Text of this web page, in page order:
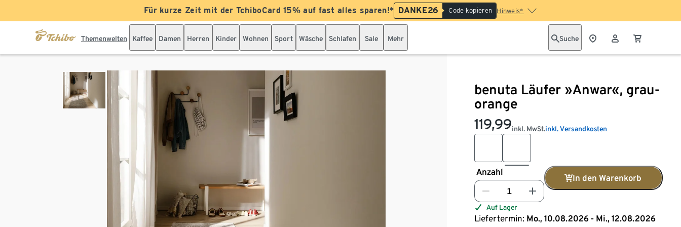
Für kurze Zeit mit der TchiboCard 15% auf fast alles sparen!* DANKE26 Code kopieren Hinweis*
Themenwelten Kaffee Damen Herren Kinder Wohnen Sport Wäsche Schlafen Sale Mehr Suche
benuta Läufer »Anwar«, grau-
orange
119,99inkl. MwSt.inkl. Versandkosten
Anzahl
In den Warenkorb
Auf Lager
Liefertermin: Mo., 10.08.2026 - Mi., 12.08.2026